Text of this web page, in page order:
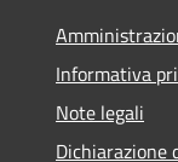
Informativa
Note legali
Dichiarazione